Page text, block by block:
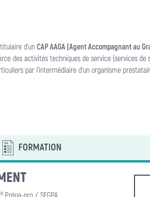
d’un CAP AAGA (Agent Accompagnant au
des activités techniques de service (services
par l’intermédiaire d’un organisme
FORMATION
e